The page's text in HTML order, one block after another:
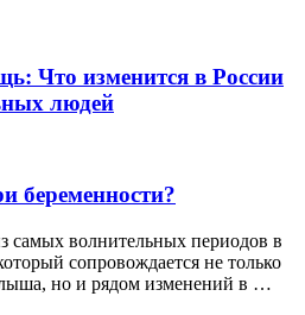
Что изменится в России
людей
беременности?
самых волнительных периодов в
сопровождается не только
но и рядом изменений в …